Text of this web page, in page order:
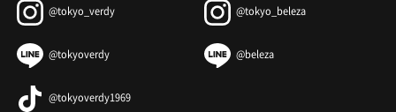
@tokyo_verdy @tokyo_beleza
@tokyoverdy @beleza
@tokyoverdy1969